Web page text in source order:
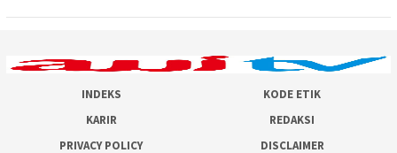
INDEKS
KODE ETIK
KARIR
REDAKSI
PRIVACY POLICY
DISCLAIMER